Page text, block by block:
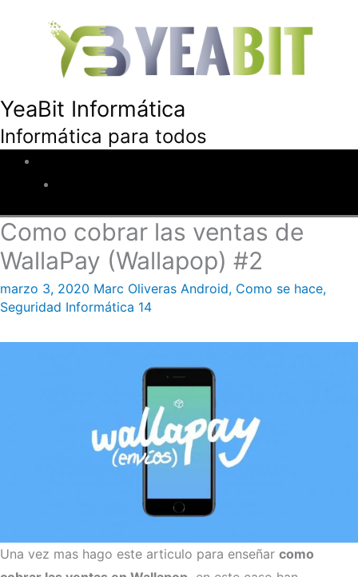
YeaBit Informática
Informática para todos
Como cobrar las ventas de
WallaPay (Wallapop) #2
marzo 3, 2020 Marc Oliveras Android, Como se hace,
Seguridad Informática 14
Una vez mas hago este articulo para enseñar como